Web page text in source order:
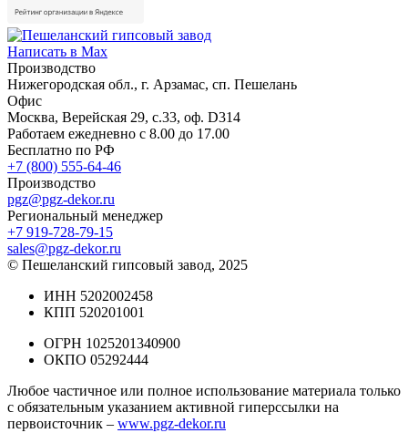
Написать в Max
Производство
Нижегородская обл., г. Арзамас, сп. Пешелань
Офис
Москва, Верейская 29, с.33, оф. D314
Работаем ежедневно с 8.00 до 17.00
Бесплатно по РФ
+7 (800) 555-64-46
Производство
pgz@pgz-dekor.ru
Региональный менеджер
+7 919-728-79-15
sales@pgz-dekor.ru
© Пешеланский гипсовый завод, 2025
ИНН 5202002458
КПП 520201001
ОГРН 1025201340900
ОКПО 05292444
Любое частичное или полное использование материала только
с обязательным указанием активной гиперссылки на
первоисточник – www.pgz-dekor.ru